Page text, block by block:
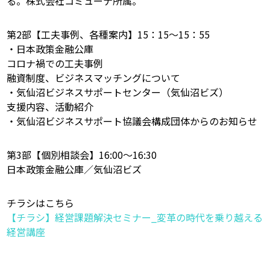
第2部【工夫事例、各種案内】15：15～15：55
・日本政策金融公庫
コロナ禍での工夫事例
融資制度、ビジネスマッチングについて
・気仙沼ビジネスサポートセンター（気仙沼ビズ）
支援内容、活動紹介
・気仙沼ビジネスサポート協議会構成団体からのお知らせ
第3部【個別相談会】16:00～16:30
日本政策金融公庫／気仙沼ビズ
チラシはこちら
【チラシ】経営課題解決セミナー_変革の時代を乗り越える
経営講座